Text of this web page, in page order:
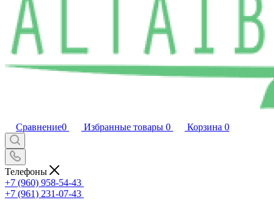
Сравнение0 Избранные товары 0 Корзина 0
Телефоны
+7 (960) 958-54-43
+7 (961) 231-07-43